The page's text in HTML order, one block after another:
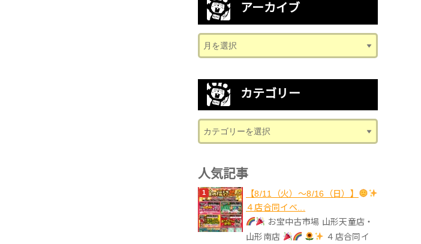
アーカイブ
カテゴリー
人気記事
【8/11（火）～8/16（日）】
４店合同イベ...
お宝中古市場 山形天童店・
山形南店
４店合同イ